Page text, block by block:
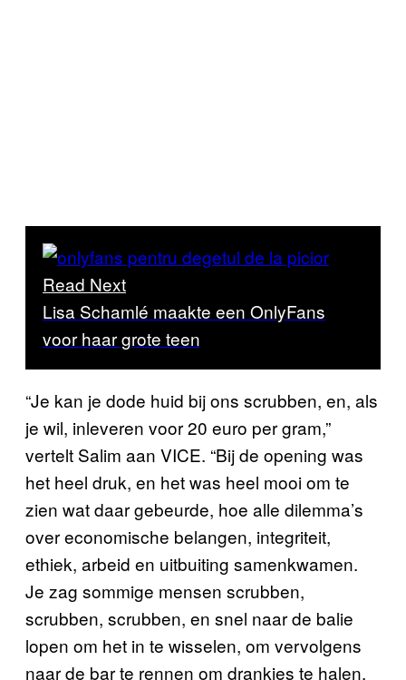
Read Next
Lisa Schamlé maakte een OnlyFans
voor haar grote teen
“Je kan je dode huid bij ons scrubben, en, als
je wil, inleveren voor 20 euro per gram,”
vertelt Salim aan VICE. “Bij de opening was
het heel druk, en het was heel mooi om te
zien wat daar gebeurde, hoe alle dilemma’s
over economische belangen, integriteit,
ethiek, arbeid en uitbuiting samenkwamen.
Je zag sommige mensen scrubben,
scrubben, scrubben, en snel naar de balie
lopen om het in te wisselen, om vervolgens
naar de bar te rennen om drankjes te halen.